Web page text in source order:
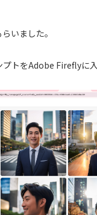
いました。
トをAdobe Fireflyに入